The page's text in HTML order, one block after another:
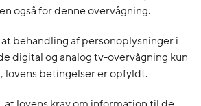
også for denne overvågning.
behandling af personoplysninger i
digital og analog tv-overvågning kun
lovens betingelser er opfyldt.